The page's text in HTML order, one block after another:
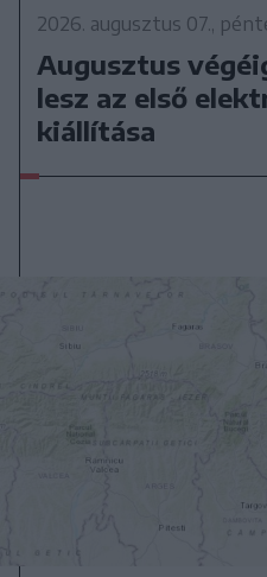
2026. augusztus 07.,
Augusztus
lesz az első
kiállítása